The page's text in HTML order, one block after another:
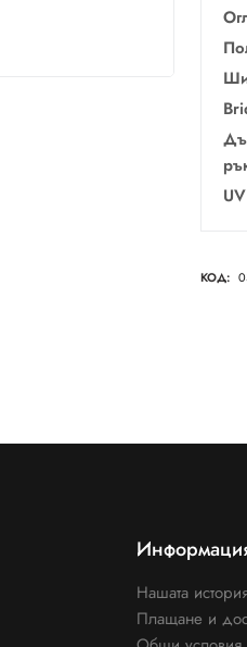
КОД:
Нашата
Плащане и